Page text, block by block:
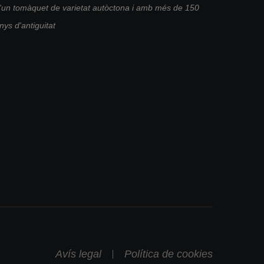
tomàquet de varietat autòctona i amb més de 150
d'antiguitat
Avís legal Política de cookies